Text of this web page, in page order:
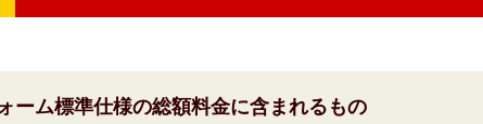
ーム標準仕様の総額料金に含まれるもの